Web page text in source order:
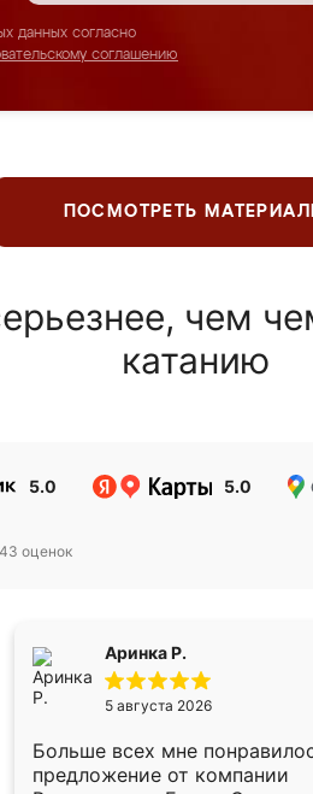
данных согласно
соглашению
ПОСМОТРЕТЬ
чем
катанию
5.0 5.0
оценок
Аринка Р.
5 августа 2026
Больше всех мне
предложение от компании